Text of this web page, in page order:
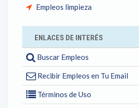
Empleos limpieza
ENLACES DE INTERÉS
Buscar Empleos
Recibir Empleos en Tu Email
Términos de Uso